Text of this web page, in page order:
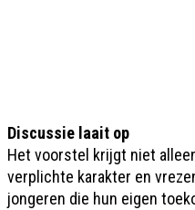
Discussie laait op
Het voorstel krijgt niet
verplichte karakter en
jongeren die hun eigen